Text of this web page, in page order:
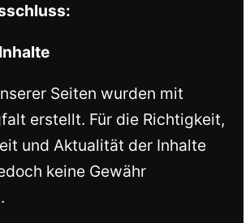
Seiten wurden mit
erstellt. Für die Richtigkeit,
und Aktualität der Inhalte
keine Gewähr